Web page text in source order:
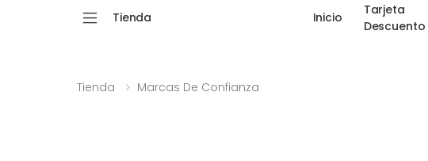
Tienda Inicio
Tarjeta
Descuento
Tienda Marcas De Confianza